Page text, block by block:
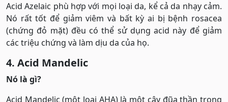
Acid Azelaic phù hợp với mọi loại da, kể cả da nhạy cảm.
Nó rất tốt để giảm viêm và bất kỳ ai bị bệnh rosacea
(chứng đỏ mặt) đều có thể sử dụng acid này để giảm
các triệu chứng và làm dịu da của họ.
4. Acid Mandelic
Nó là gì?
Acid Mandelic (một loại AHA) là một cây đũa thần trong